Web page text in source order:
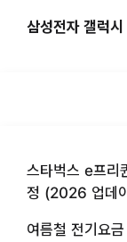
삼성전자 갤럭
스타벅스 e프
정 (2026 업데
여름철 전기요